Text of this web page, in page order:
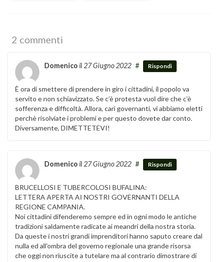
2 commenti
Domenico il 27 Giugno 2022 # Rispondi
È ora di smettere di prendere in giro i cittadini, il popolo va
servito e non schiavizzato. Se c’è protesta vuol dire che c’è
sofferenza e difficoltà. Allora, cari governanti, vi abbiamo eletti
perchè risolviate i problemi e per questo dovete dar conto.
Diversamente, DIMETTETEVI!
Domenico il 27 Giugno 2022 # Rispondi
BRUCELLOSI E TUBERCOLOSI BUFALINA:
LETTERA APERTA AI NOSTRI GOVERNANTI DELLA
REGIONE CAMPANIA.
Noi cittadini difenderemo sempre ed in ogni modo le antiche
tradizioni saldamente radicate ai meandri della nostra storia.
Da queste i nostri grandi imprenditori hanno saputo creare dal
nulla ed all’ombra del governo regionale una grande risorsa
che oggi non riuscite a tutelare ma al contrario dimostrare di